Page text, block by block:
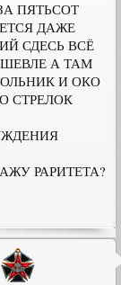
ПЯТЬСОТ
ДАЖЕ
СДЕСЬ ВСЁ
А ТАМ
И ОКО
СТРЕЛОК
РАРИТЕТА?